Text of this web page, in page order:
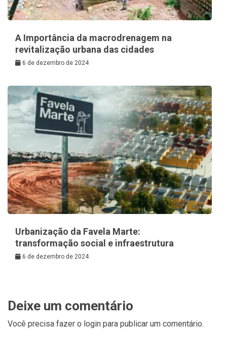
A Importância da macrodrenagem na
revitalização urbana das cidades
6 de dezembro de 2024
Urbanização da Favela Marte:
transformação social e infraestrutura
6 de dezembro de 2024
Deixe um comentário
Você precisa fazer o login para publicar um comentário.